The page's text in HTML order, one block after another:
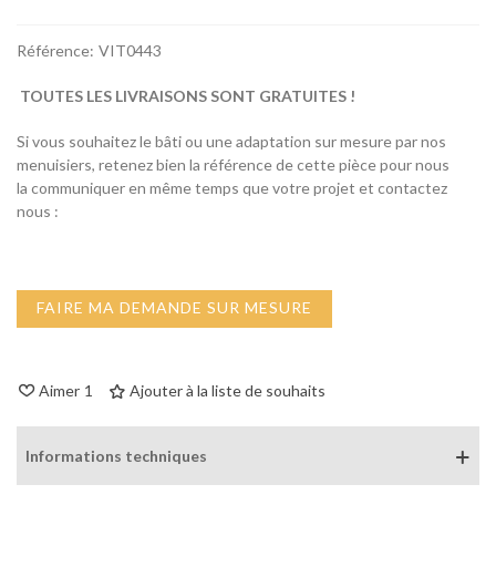
Référence: VIT0443
TOUTES LES LIVRAISONS SONT GRATUITES !
Si vous souhaitez le bâti ou une adaptation sur mesure par nos
menuisiers, retenez bien la référence de cette pièce pour nous
la communiquer en même temps que votre projet et contactez
nous :
FAIRE MA DEMANDE SUR MESURE
Aimer 1 Ajouter à la liste de souhaits
Informations techniques